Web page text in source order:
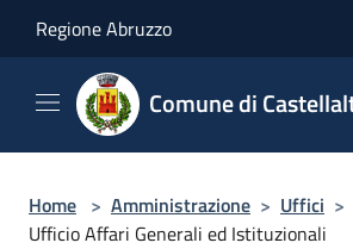
Regione Abruzzo
Comune di
Home > Amministrazione > Uffici >
Ufficio Affari Generali ed Istituzionali